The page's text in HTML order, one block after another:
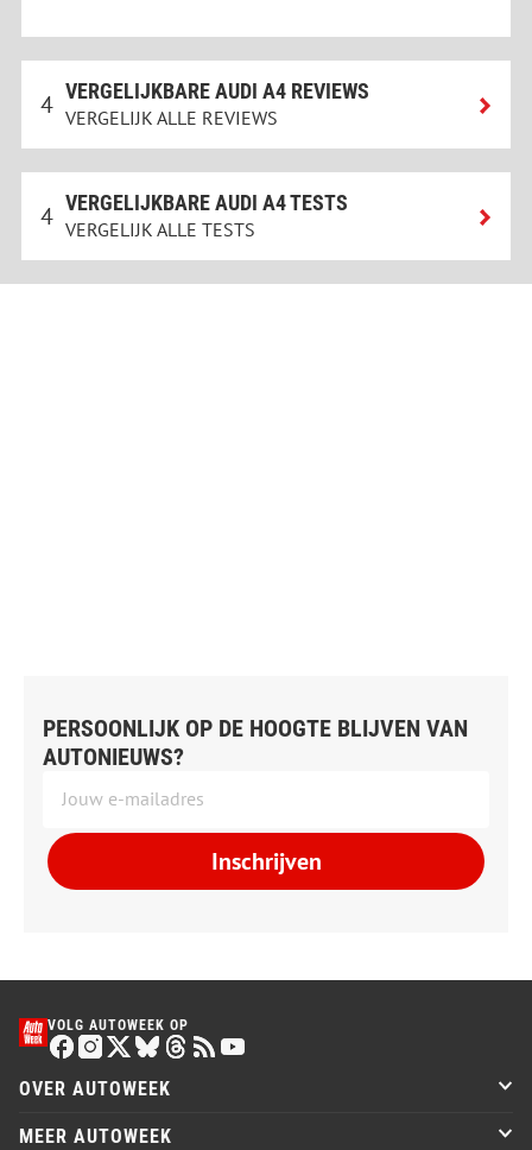
4 VERGELIJKBARE AUDI A4 REVIEWS
VERGELIJK ALLE REVIEWS
4 VERGELIJKBARE AUDI A4 TESTS
VERGELIJK ALLE TESTS
PERSOONLIJK OP DE HOOGTE BLIJVEN VAN
AUTONIEUWS?
Inschrijven
VOLG AUTOWEEK OP
OVER AUTOWEEK
MEER AUTOWEEK